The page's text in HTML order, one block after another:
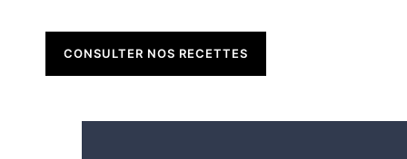
CONSULTER NOS RECETTES